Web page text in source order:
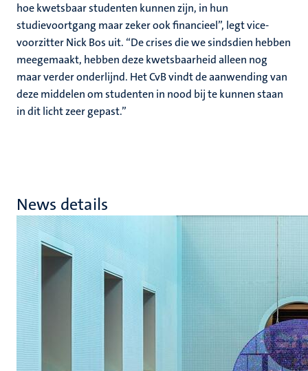
hoe kwetsbaar studenten kunnen zijn, in hun
studievoortgang maar zeker ook financieel”, legt vice-
voorzitter Nick Bos uit. “De crises die we sindsdien hebben
meegemaakt, hebben deze kwetsbaarheid alleen nog
maar verder onderlijnd. Het CvB vindt de aanwending van
deze middelen om studenten in nood bij te kunnen staan
in dit licht zeer gepast.”
News details